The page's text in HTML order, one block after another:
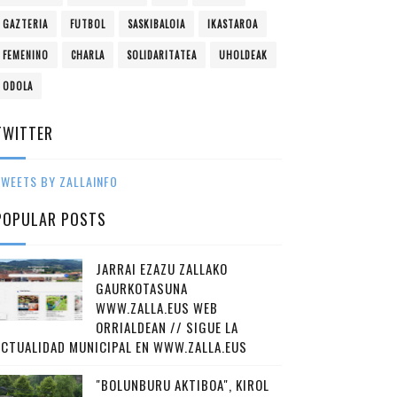
GAZTERIA FUTBOL SASKIBALOIA IKASTAROA
FEMENINO CHARLA SOLIDARITATEA UHOLDEAK
ODOLA
BY ZALLAINFO
POSTS
JARRAI EZAZU ZALLAKO
GAURKOTASUNA
WWW.ZALLA.EUS WEB
ORRIALDEAN // SIGUE LA
MUNICIPAL EN WWW.ZALLA.EUS
"BOLUNBURU AKTIBOA", KIROL